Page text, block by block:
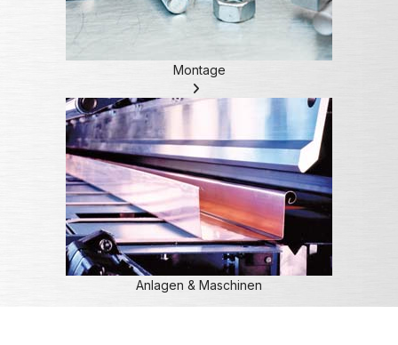
Montage
Anlagen & Maschinen